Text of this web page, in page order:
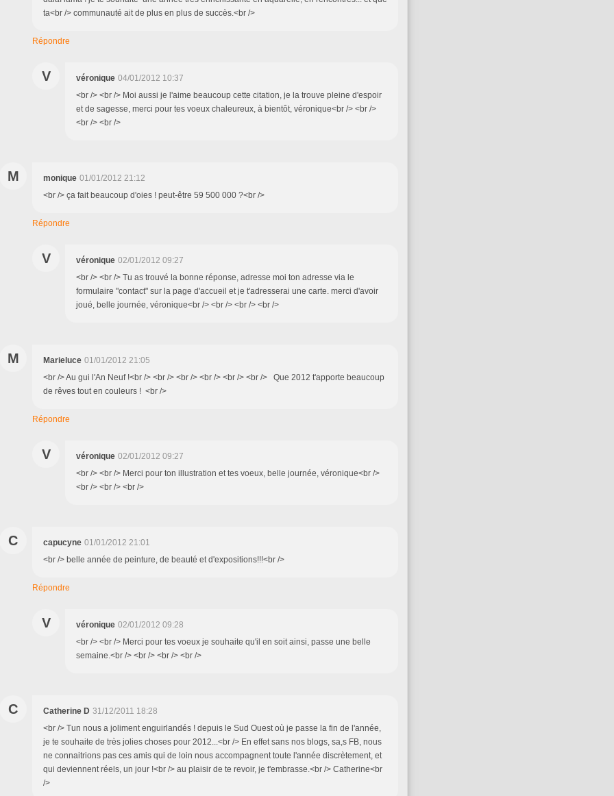
ta<br /> communauté ait de plus en plus de succès.<br />
Répondre
V véronique 04/01/2012 10:37
<br /> <br /> Moi aussi je l'aime beaucoup cette citation, je la trouve pleine d'espoir
et de sagesse, merci pour tes voeux chaleureux, à bientôt, véronique<br /> <br />
<br /> <br />
M monique 01/01/2012 21:12
<br /> ça fait beaucoup d'oies ! peut-être 59 500 000 ?<br />
Répondre
V véronique 02/01/2012 09:27
<br /> <br /> Tu as trouvé la bonne réponse, adresse moi ton adresse via le
formulaire "contact" sur la page d'accueil et je t'adresserai une carte. merci d'avoir
joué, belle journée, véronique<br /> <br /> <br /> <br />
M Marieluce 01/01/2012 21:05
<br /> Au gui l'An Neuf !<br /> <br /> <br /> <br /> <br /> <br /> Que 2012 t'apporte beaucoup
de rêves tout en couleurs ! <br />
Répondre
V véronique 02/01/2012 09:27
<br /> <br /> Merci pour ton illustration et tes voeux, belle journée, véronique<br />
<br /> <br /> <br />
C capucyne 01/01/2012 21:01
<br /> belle année de peinture, de beauté et d'expositions!!!<br />
Répondre
V véronique 02/01/2012 09:28
<br /> <br /> Merci pour tes voeux je souhaite qu'il en soit ainsi, passe une belle
semaine.<br /> <br /> <br /> <br />
C Catherine D 31/12/2011 18:28
<br /> Tun nous a joliment enguirlandés ! depuis le Sud Ouest où je passe la fin de l'année,
je te souhaite de très jolies choses pour 2012...<br /> En effet sans nos blogs, sa,s FB, nous
ne connaitrions pas ces amis qui de loin nous accompagnent toute l'année discrètement, et
qui deviennent réels, un jour !<br /> au plaisir de te revoir, je t'embrasse.<br /> Catherine<br
/>